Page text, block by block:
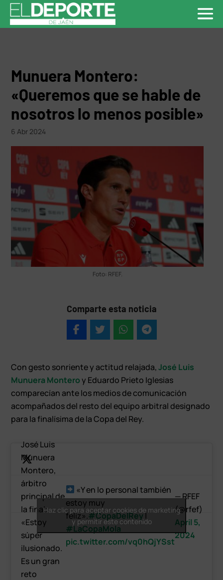
Munuera Montero:
«Queremos que se hable de
nosotros lo menos posible»
6 Abr 2024
Foto: RFEF.
Comparte esta noticia
Con gesto sonriente y actitud relajada,José Luis
Munuera Monteroy Eduardo Prieto Iglesias
comparecían ante los medios de comunicación
acompañados del resto del equipo arbitral designado
para la finalísima de la Copa del Rey.
José Luis
Munuera
Montero,
árbitro
principal de
la final:
«Estoy
súper
ilusionado.
Es un gran
reto
«Y en lo personal también
estoy muy
feliz».#CopaDelRey|
#LaCopaMola
pic.twitter.com/vq0hQjYSst
— RFEF
(@rfef)
April 5,
2024
Haz clic para aceptar cookies de marketing
y permitir este contenido